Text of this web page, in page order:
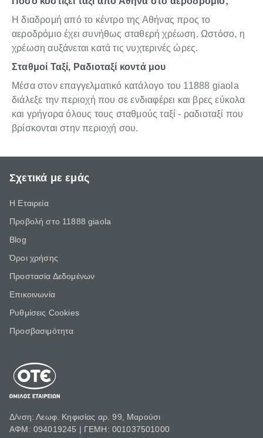
Η διαδρομή από το κέντρο της Αθήνας προς το
αεροδρόμιο έχει συνήθως σταθερή χρέωση. Ωστόσο, η
χρέωση αυξάνεται κατά τις νυχτερινές ώρες.
Σταθμοί Ταξί, Ραδιοταξί κοντά μου
Μέσα στον επαγγελματικό κατάλογο του 11888 giaola
διάλεξε την περιοχή που σε ενδιαφέρει και βρες εύκολα
και γρήγορα όλους τους σταθμούς ταξί - ραδιοταξί που
βρίσκονται στην περιοχή σου.
Σχετικά με εμάς
Η Εταιρεία
Προβολή στο 11888 giaola
Blog
Όροι χρήσης
Προστασία Δεδομένων
Επικοινωνία
Ρυθμίσεις Cookies
Προσβασιμότητα
Δ/νση: Λεωφ. Κηφισίας αρ. 99, Μαρούσι
ΑΦΜ: 094019245 | ΓΕΜΗ: 001037501000